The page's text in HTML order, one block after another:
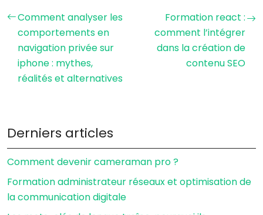
Comment analyser les
comportements en
navigation privée sur
iphone : mythes,
réalités et alternatives
Formation react :
comment l’intégrer
dans la création de
contenu SEO
Derniers articles
Comment devenir cameraman pro ?
Formation administrateur réseaux et optimisation de
la communication digitale